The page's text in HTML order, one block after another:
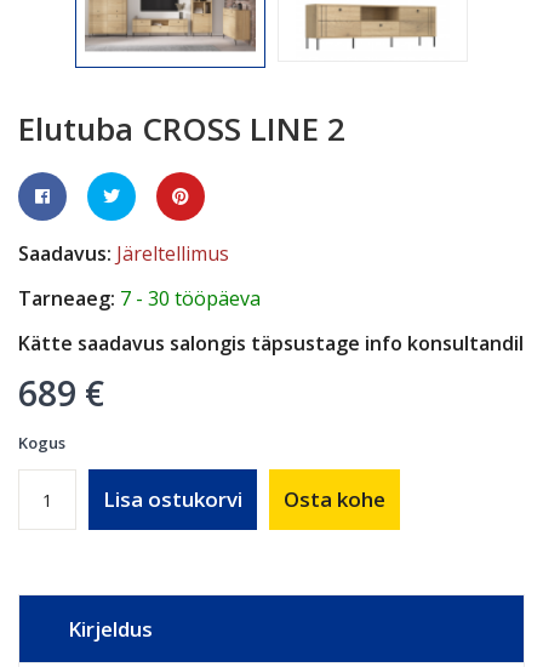
Elutuba CROSS LINE 2
Saadavus: Järeltellimus
Tarneaeg: 7 - 30 tööpäeva
Kätte saadavus salongis täpsustage info konsultandil
689 €
Kogus
Lisa ostukorvi Osta kohe
Kirjeldus